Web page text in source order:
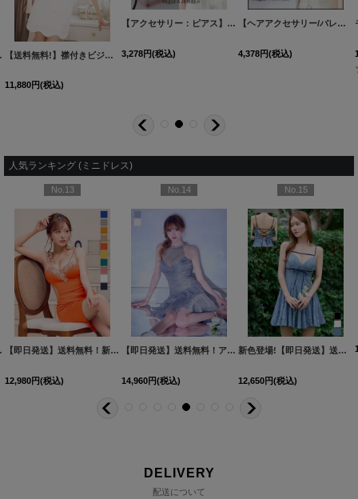
[J-918IM-250203-1]
B1023-250203-1
/8月下旬発送予定】 【送料無料!】襟付きビジューノースリーブタイトミニドレス/キャバドレス【XS-XLサイズ/2カラー】[OF01] 【SB】dzk
11,880円(税込)
【アクセサリー：ピアス】ビーズ/リボン/ゴールド/ピアス【Fサイズ/1カラー】[OF02]
3,278円(税込)
【ヘアアクセサリー/バレッタ】ライトストーンリボンバレッタ【1カラー】[OF02]
4,378円(税込)
人気ランキング (ミニドレス)
260706-1
[3740SBdzmvSK-260721-1] [3761SBdzquAGO-260706-2]
ラー】[OF01]【SB】IA
No.13
【即日発送】送料無料！新色登場！ビジューキャミソールミニドレス/キャバドレス 【XS-Mサイズ / 10カラー】[OF03-X] 【YN】dzw
12,980円(税込)
No.14
【即日発送】送料無料！アメスリ/ビジュー/シアー/シフォン/チュール/ティアード/フレア/ミニドレス/キャバドレス【XS-Mサイズ/2カラー】[OF03]【YN】dzwuBF
14,960円(税込)
No.15
新色登場!【即日発送】送料無料!バックレースアップ/リボン/キャミソール/フレア/ミニドレス/キャバドレス【XS-Sサイズ/3カラー】[OF03]【YN】dzjvBF【一部予約商品/9月上旬発送予定】
12,650円(税込)
DELIVERY
配送について